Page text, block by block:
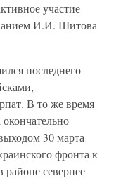
участие
И.И. Шитова
последнего
В то же время
30 марта
фронта к
севернее